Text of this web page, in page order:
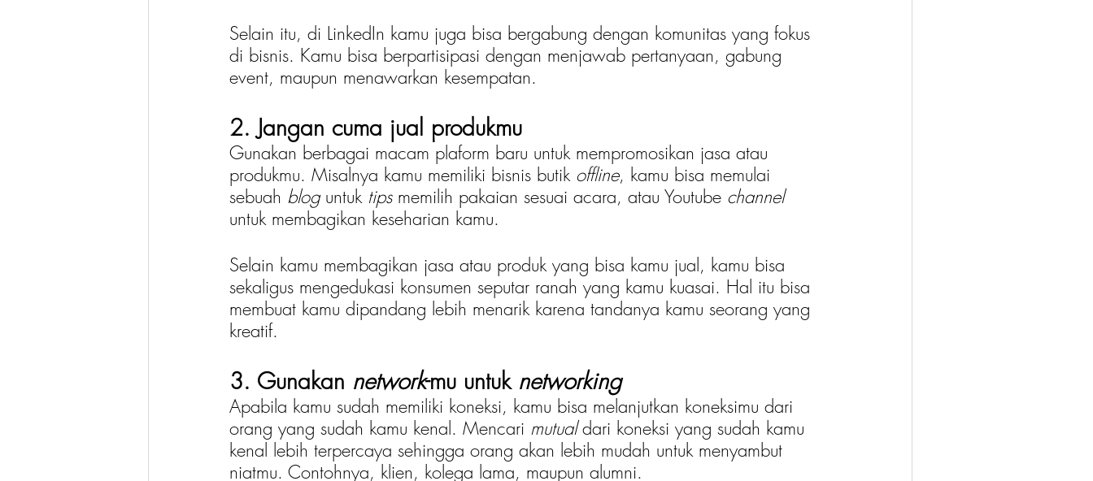
Selain itu, di LinkedIn kamu juga bisa bergabung dengan komunitas yang fokus
di bisnis. Kamu bisa berpartisipasi dengan menjawab pertanyaan, gabung
event, maupun menawarkan kesempatan.
2. Jangan cuma jual produkmu
Gunakan berbagai macam plaform baru untuk mempromosikan jasa atau
produkmu. Misalnya kamu memiliki bisnis butik offline, kamu bisa memulai
sebuah blog untuk tips memilih pakaian sesuai acara, atau Youtube channel
untuk membagikan keseharian kamu.
Selain kamu membagikan jasa atau produk yang bisa kamu jual, kamu bisa
sekaligus mengedukasi konsumen seputar ranah yang kamu kuasai. Hal itu bisa
membuat kamu dipandang lebih menarik karena tandanya kamu seorang yang
kreatif.
3. Gunakan network-mu untuk networking
Apabila kamu sudah memiliki koneksi, kamu bisa melanjutkan koneksimu dari
orang yang sudah kamu kenal. Mencari mutual dari koneksi yang sudah kamu
kenal lebih terpercaya sehingga orang akan lebih mudah untuk menyambut
niatmu. Contohnya, klien, kolega lama, maupun alumni.